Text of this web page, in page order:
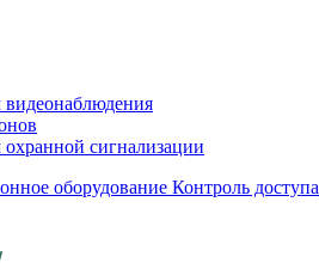
сигнализации
оборудование Контроль доступа